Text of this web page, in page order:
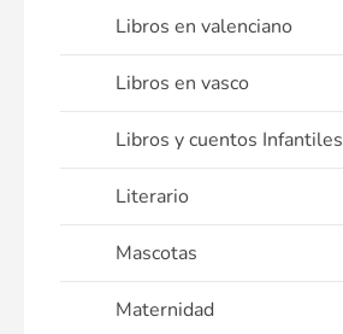
Libros en valenciano
Libros en vasco
Libros y cuentos Infantiles
Literario
Mascotas
Maternidad